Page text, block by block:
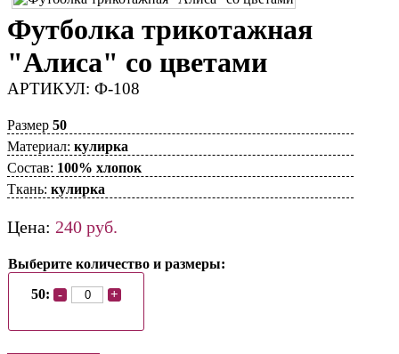
Футболка трикотажная
"Алиса" со цветами
АРТИКУЛ: Ф-108
Размер 50
Материал: кулирка
Состав: 100% хлопок
Ткань: кулирка
Цена: 240 руб.
Выберите количество и размеры:
50:
- +